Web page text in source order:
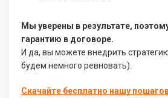
Мы уверены в результате,
гарантию в договоре.
И да, вы можете внедрить
будем немного ревновать).
Скачайте бесплатно нашу